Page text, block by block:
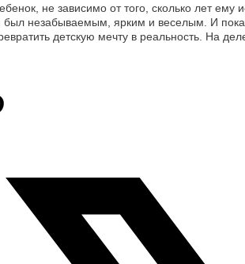
не зависимо от того, сколько лет ему
был незабываемым, ярким и веселым. И
детскую мечту в реальность. На